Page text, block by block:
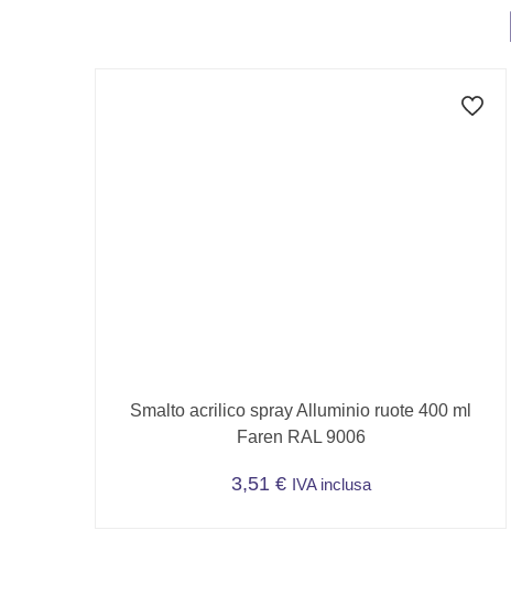
Smalto acrilico spray Alluminio ruote 400 ml
Faren RAL 9006
3,51 € IVA inclusa